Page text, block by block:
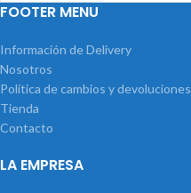
FOOTER MENU
Información de Delivery
Nosotros
Política de cambios y devoluciones
Tienda
Contacto
LA EMPRESA